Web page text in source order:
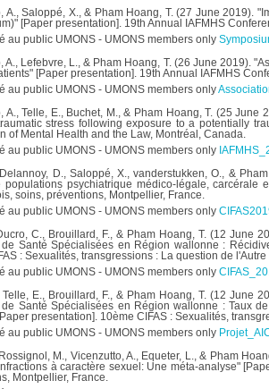
A., Saloppé, X., & Pham Hoang, T. (27 June 2019).
[Paper presentation]. 19th Annual IAFMHS
A., Lefebvre, L., & Pham Hoang, T. (26 June 2019).
[Paper presentation]. 19th Annual IAFMHS
A., Telle, E., Buchet, M., & Pham Hoang, T. (25
stress following exposure to a potentially
of Mental Health and the Law, Montréal, Canada.
D., Saloppé, X., vanderstukken, O., &
populations psychiatrique médico-légale, carcérale
soins, préventions, Montpellier, France.
C., Brouillard, F., & Pham Hoang, T. (12 June
Santé Spécialisées en Région wallonne :
: Sexualités, transgressions : La question de
Telle, E., Brouillard, F., & Pham Hoang, T. (12 June
Santé Spécialisées en Région wallonne : Taux
presentation]. 10ème CIFAS : Sexualités,
M., Vicenzutto, A., Equeter, L., & Pham
à caractère sexuel: Une méta-analyse"
Montpellier, France.